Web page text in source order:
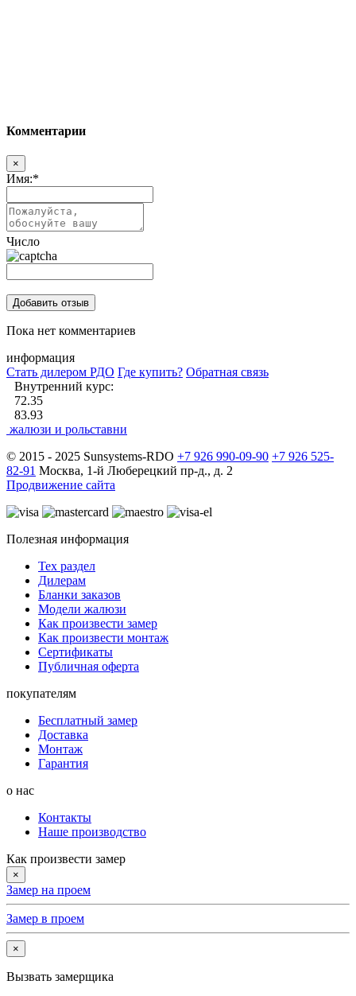
Комментарии
×
Имя:*
Число
Пока нет комментариев
информация
Стать дилером РДО Где купить? Обратная связь
Внутренний курс:
72.35
83.93
жалюзи и рольставни
© 2015 - 2025 Sunsystems-RDO +7 926 990-09-90 +7 926 525-
82-91 Москва, 1-й Люберецкий пр-д., д. 2
Продвижение сайта
Полезная информация
Тех раздел
Дилерам
Бланки заказов
Модели жалюзи
Как произвести замер
Как произвести монтаж
Сертификаты
Публичная оферта
покупателям
Бесплатный замер
Доставка
Монтаж
Гарантия
о нас
Контакты
Наше производство
Как произвести замер
×
Замер на проем
Замер в проем
×
Вызвать замерщика